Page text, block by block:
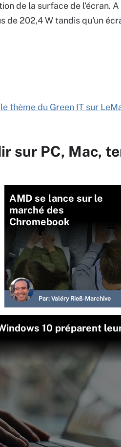
de la surface de l'écran.
de 202,4 W tandis qu'un
thème du Green IT sur
sur PC, Mac,
AMD se lance sur le
marché des
Chromebook
Par: Valéry Rieß-Marchive
10 préparent